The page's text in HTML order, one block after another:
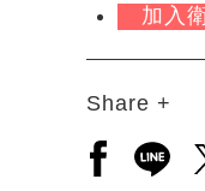
加入
Share +
另開新視
另開新